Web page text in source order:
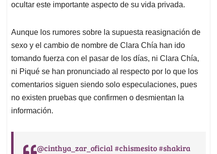
ocultar este importante aspecto de su vida privada.
Aunque los rumores sobre la supuesta reasignación de
sexo y el cambio de nombre de Clara Chía han ido
tomando fuerza con el pasar de los días, ni Clara Chía,
ni Piqué se han pronunciado al respecto por lo que los
comentarios siguen siendo solo especulaciones, pues
no existen pruebas que confirmen o desmientan la
información.
@cinthya_zar_oficial#chismesito#shakira